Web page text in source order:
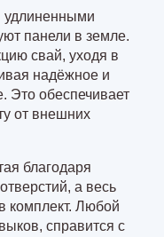
удлиненными
панели в земле.
свай, уходя в
надёжное и
Это обеспечивает
от внешних
благодаря
а весь
комплект. Любой
справится с